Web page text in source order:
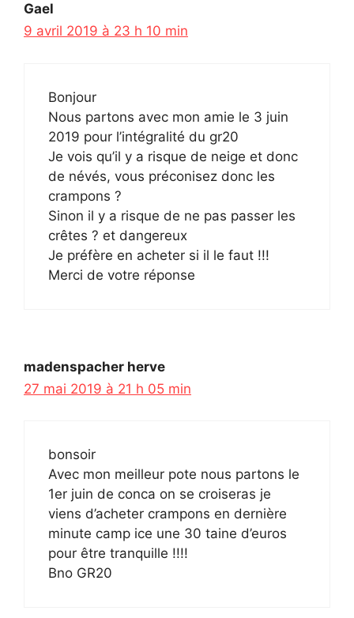
Gael
9 avril 2019 à 23 h 10 min
Bonjour
Nous partons avec mon amie le 3 juin
2019 pour l’intégralité du gr20
Je vois qu’il y a risque de neige et donc
de névés, vous préconisez donc les
crampons ?
Sinon il y a risque de ne pas passer les
crêtes ? et dangereux
Je préfère en acheter si il le faut !!!
Merci de votre réponse
madenspacher herve
27 mai 2019 à 21 h 05 min
bonsoir
Avec mon meilleur pote nous partons le
1er juin de conca on se croiseras je
viens d’acheter crampons en dernière
minute camp ice une 30 taine d’euros
pour être tranquille !!!!
Bno GR20